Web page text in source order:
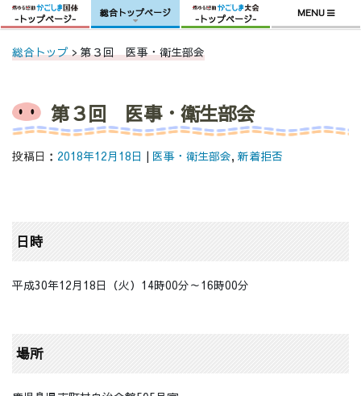
-トップページ-
総合トップページ
-トップページ-
MENU
総合トップ> 第３回 医事・衛生部会
第３回 医事・衛生部会
投稿日： 2018年12月18日 | 医事・衛生部会, 新着拒否
日時
平成30年12月18日（火）14時00分～16時00分
場所